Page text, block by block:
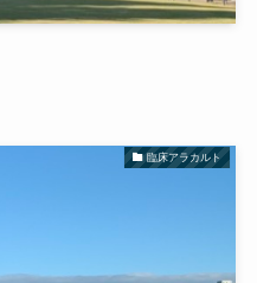
臨床アラカルト